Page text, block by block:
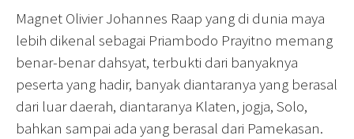
Magnet Olivier Johannes Raap yang di dunia maya
lebih dikenal sebagai Priambodo Prayitno memang
benar-benar dahsyat, terbukti dari banyaknya
peserta yang hadir, banyak diantaranya yang berasal
dari luar daerah, diantaranya Klaten, jogja, Solo,
bahkan sampai ada yang berasal dari Pamekasan.